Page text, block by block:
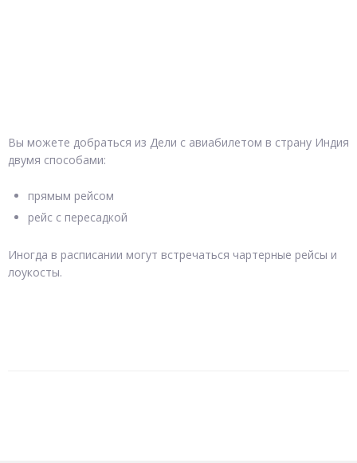
Вы можете добраться из Дели с авиабилетом в страну Индия
двумя способами:
прямым рейсом
рейс с пересадкой
Иногда в расписании могут встречаться чартерные рейсы и
лоукосты.